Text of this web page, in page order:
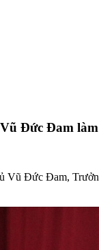
Đức Đam làm
Vũ Đức Đam,